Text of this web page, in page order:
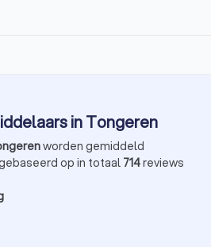
in Tongeren
worden gemiddeld
op in totaal714reviews